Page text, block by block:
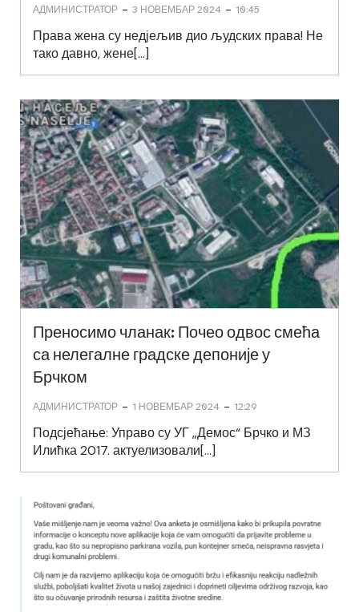
АДМИНИСТРАТОР - 3 НОВЕМБАР 2024 - 10:45
Права жена су недјељив дио људских права! Не
тако давно, жене[…]
Преносимо чланак: Почео одвос смећа
са нелегалне градске депоније у
Брчком
АДМИНИСТРАТОР - 1 НОВЕМБАР 2024 - 12:29
Подсјећање: Управо су УГ „Демос“ Брчко и МЗ
Илићка 2017. актуелизовали[…]